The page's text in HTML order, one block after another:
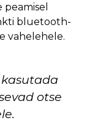
bluetooth-
vahelehele.
otse